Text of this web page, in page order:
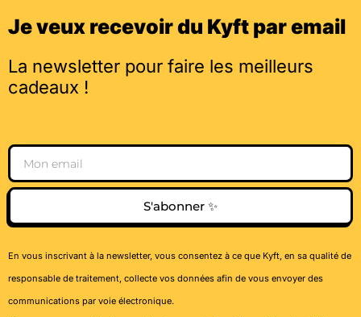
Je veux recevoir du Kyft par email
La newsletter pour faire les meilleurs
cadeaux !
Email
S'abonner ✨
En vous inscrivant à la newsletter, vous consentez à ce que Kyft, en sa qualité de
responsable de traitement, collecte vos données afin de vous envoyer des
communications par voie électronique.